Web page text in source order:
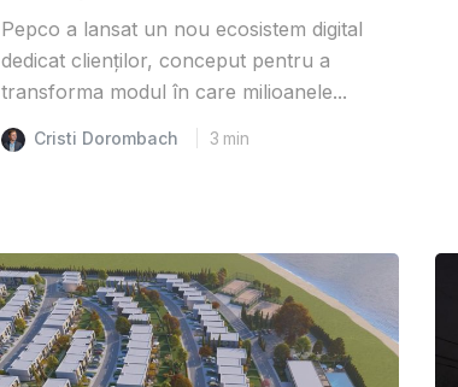
Pepco a lansat un nou ecosistem digital
dedicat clienților, conceput pentru a
transforma modul în care milioanele...
Cristi Dorombach 3 min